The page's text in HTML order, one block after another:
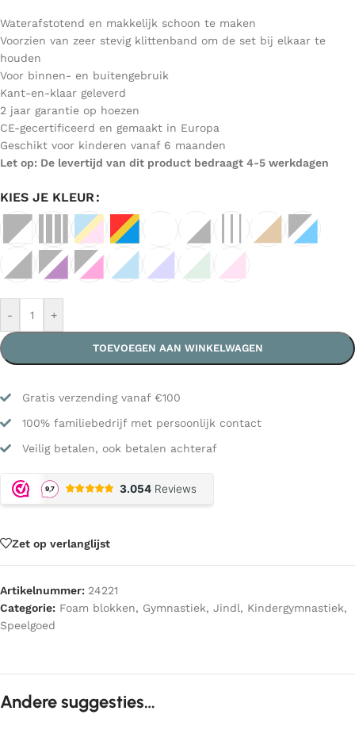
Waterafstotend en makkelijk schoon te maken
Voorzien van zeer stevig klittenband om de set bij elkaar te
houden
Voor binnen- en buitengebruik
Kant-en-klaar geleverd
2 jaar garantie op hoezen
CE-gecertificeerd en gemaakt in Europa
Geschikt voor kinderen vanaf 6 maanden
Let op: De levertijd van dit product bedraagt 4-5 werkdagen
KIES JE KLEUR
- +
TOEVOEGEN AAN WINKELWAGEN
Gratis verzending vanaf €100
100% familiebedrijf met persoonlijk contact
Veilig betalen, ook betalen achteraf
Zet op verlanglijst
Artikelnummer: 24221
Categorie: Foam blokken, Gymnastiek, Jindl, Kindergymnastiek,
Speelgoed
Andere suggesties…